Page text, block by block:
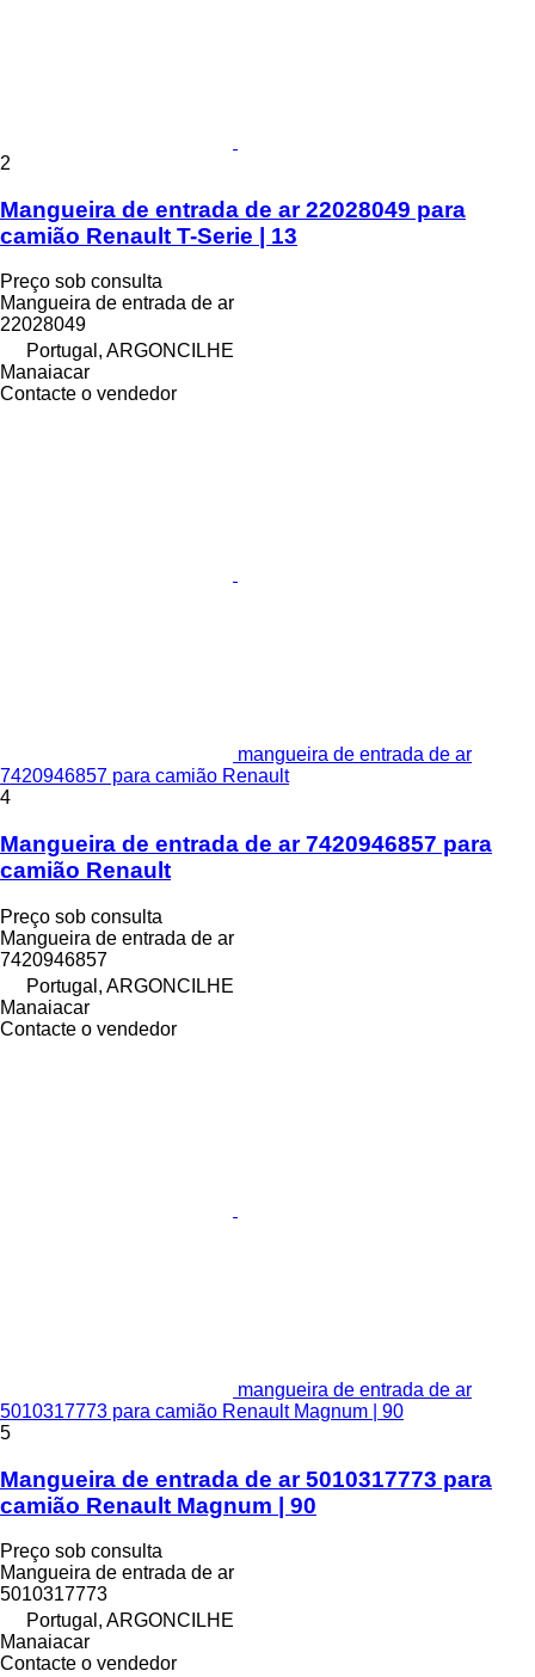
2
Mangueira de entrada de ar 22028049 para
camião Renault T-Serie | 13
Preço sob consulta
Mangueira de entrada de ar
22028049
Portugal, ARGONCILHE
Manaiacar
Contacte o vendedor
mangueira de entrada de ar
7420946857 para camião Renault
4
Mangueira de entrada de ar 7420946857 para
camião Renault
Preço sob consulta
Mangueira de entrada de ar
7420946857
Portugal, ARGONCILHE
Manaiacar
Contacte o vendedor
mangueira de entrada de ar
5010317773 para camião Renault Magnum | 90
5
Mangueira de entrada de ar 5010317773 para
camião Renault Magnum | 90
Preço sob consulta
Mangueira de entrada de ar
5010317773
Portugal, ARGONCILHE
Manaiacar
Contacte o vendedor